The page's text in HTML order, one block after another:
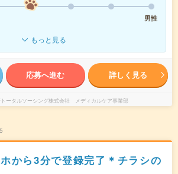
男性
もっと見る
応募へ進む 詳しく見る
トータルソーシング株式会社 メディカルケア事業部
ホから3分で登録完了＊チラシの